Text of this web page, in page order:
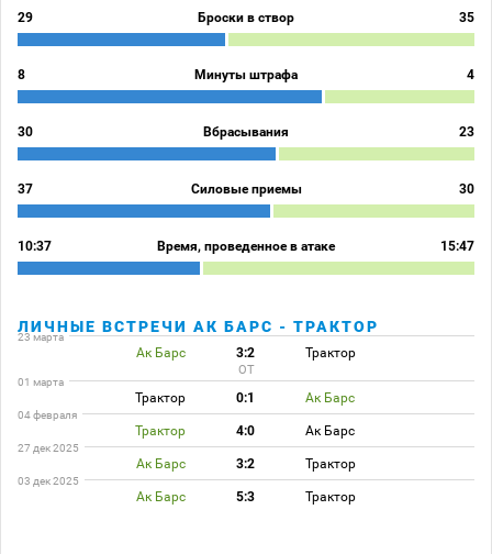
29 Броски в створ 35
8 Минуты штрафа 4
30 Вбрасывания 23
37 Силовые приемы 30
10:37 Время, проведенное в атаке 15:47
ЛИЧНЫЕ ВСТРЕЧИ АК БАРС - ТРАКТОР
23 марта
Ак Барс 3:2 Трактор
ОТ
01 марта
Трактор 0:1 Ак Барс
04 февраля
Трактор 4:0 Ак Барс
27 дек 2025
Ак Барс 3:2 Трактор
03 дек 2025
Ак Барс 5:3 Трактор